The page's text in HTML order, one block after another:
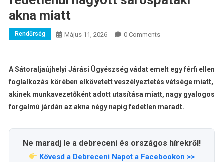
akna miatt
Rendőrség Május 11, 2026 0 Comments
A Sátoraljaújhelyi Járási Ügyészség vádat emelt egy férfi ellen
foglalkozás körében elkövetett veszélyeztetés vétsége miatt,
akinek munkavezetőként adott utasítása miatt, nagy gyalogos
forgalmú járdán az akna négy napig fedetlen maradt.
Ne maradj le a debreceni és országos hírekről!
Kövesd a Debreceni Napot a Facebookon >>